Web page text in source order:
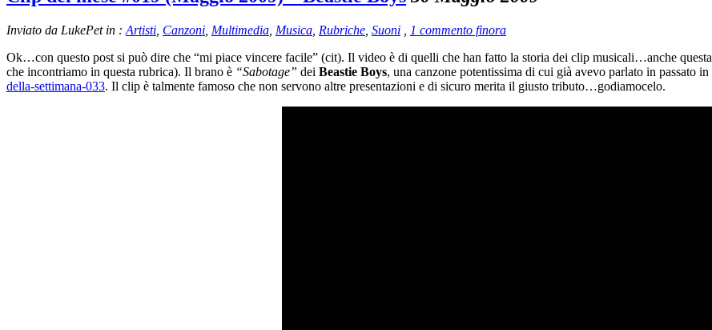
Inviato da LukePet in : Artisti Canzoni Multimedia Musica Rubriche Suoni
1 commento finora
Ok…con questo post si può dire che “mi piace vincere facile” (cit). Il video è di quelli che han fatto la storia dei clip musicali…anche
che incontriamo in questa rubrica). Il brano è “Sabotage” dei Beastie Boys, una canzone potentissima di cui già avevo parlato in passato
della-settimana-033. Il clip è talmente famoso che non servono altre presentazioni e di sicuro merita il giusto tributo…godiamocelo.